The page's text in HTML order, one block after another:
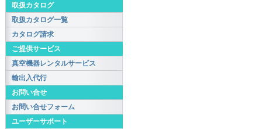
取扱カタログ
取扱カタログ一覧
カタログ請求
ご提供サービス
真空機器レンタルサービス
輸出入代行
お問い合せ
お問い合せフォーム
ユーザーサポート